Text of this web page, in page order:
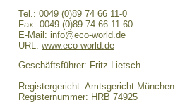
Tel.: 0049 (0)89 74 66 11-0
Fax: 0049 (0)89 74 66 11-60
E-Mail: info@eco-world.de
URL: www.eco-world.de
Geschäftsführer: Fritz Lietsch
Registergericht: Amtsgericht München
Registernummer: HRB 74925